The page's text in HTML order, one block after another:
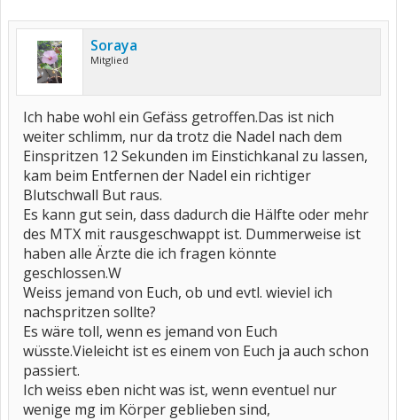
Soraya
Mitglied
Ich habe wohl ein Gefäss getroffen.Das ist nich
weiter schlimm, nur da trotz die Nadel nach dem
Einspritzen 12 Sekunden im Einstichkanal zu lassen,
kam beim Entfernen der Nadel ein richtiger
Blutschwall But raus.
Es kann gut sein, dass dadurch die Hälfte oder mehr
des MTX mit rausgeschwappt ist. Dummerweise ist
haben alle Ärzte die ich fragen könnte
geschlossen.W
Weiss jemand von Euch, ob und evtl. wieviel ich
nachspritzen sollte?
Es wäre toll, wenn es jemand von Euch
wüsste.Vieleicht ist es einem von Euch ja auch schon
passiert.
Ich weiss eben nicht was ist, wenn eventuel nur
wenige mg im Körper geblieben sind,